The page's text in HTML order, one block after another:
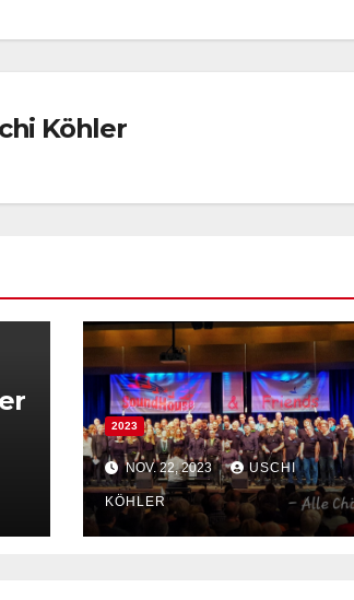
Köhler
2023
NOV. 22, 2023 USCHI
KÖHLER